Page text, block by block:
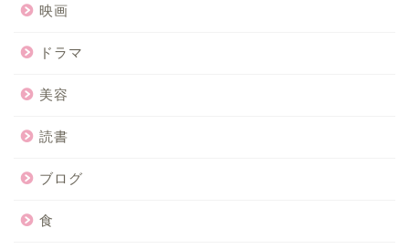
映画
ドラマ
美容
読書
ブログ
食